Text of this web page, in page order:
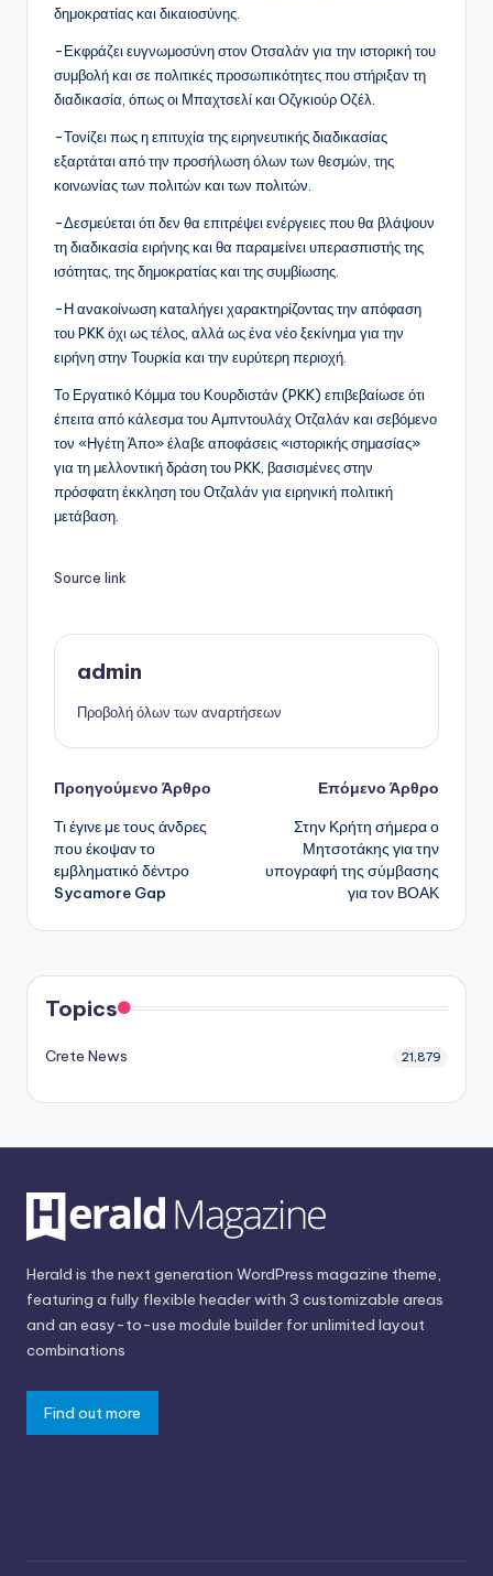
δημοκρατίας και δικαιοσύνης.
-Εκφράζει ευγνωμοσύνη στον Οτσαλάν για την ιστορική του
συμβολή και σε πολιτικές προσωπικότητες που στήριξαν τη
διαδικασία, όπως οι Μπαχτσελί και Οζγκιούρ Οζέλ.
-Τονίζει πως η επιτυχία της ειρηνευτικής διαδικασίας
εξαρτάται από την προσήλωση όλων των θεσμών, της
κοινωνίας των πολιτών και των πολιτών.
-Δεσμεύεται ότι δεν θα επιτρέψει ενέργειες που θα βλάψουν
τη διαδικασία ειρήνης και θα παραμείνει υπερασπιστής της
ισότητας, της δημοκρατίας και της συμβίωσης.
-Η ανακοίνωση καταλήγει χαρακτηρίζοντας την απόφαση
του PKK όχι ως τέλος, αλλά ως ένα νέο ξεκίνημα για την
ειρήνη στην Τουρκία και την ευρύτερη περιοχή.
Το Εργατικό Κόμμα του Κουρδιστάν (PKK) επιβεβαίωσε ότι
έπειτα από κάλεσμα του Αμπντουλάχ Οτζαλάν και σεβόμενο
τον «Ηγέτη Άπο» έλαβε αποφάσεις «ιστορικής σημασίας»
για τη μελλοντική δράση του PKK, βασισμένες στην
πρόσφατη έκκληση του Οτζαλάν για ειρηνική πολιτική
μετάβαση.
Source link
admin
Προβολή όλων των αναρτήσεων
Πλοήγηση
δημοσιεύσεων
Προηγούμενο Άρθρο
Τι έγινε με τους άνδρες
που έκοψαν το
εμβληματικό δέντρο
Sycamore Gap
Επόμενο Άρθρο
Στην Κρήτη σήμερα ο
Μητσοτάκης για την
υπογραφή της σύμβασης
για τον ΒΟΑΚ
Topics
Crete News 21,879
Herald is the next generation WordPress magazine theme,
featuring a fully flexible header with 3 customizable areas
and an easy-to-use module builder for unlimited layout
combinations
Find out more